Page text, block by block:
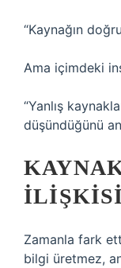
“Kaynağın
Ama içimdeki
“Yanlış
düşündüğünü
ILIŞKISI
Zamanla fark
bilgi üretmez,